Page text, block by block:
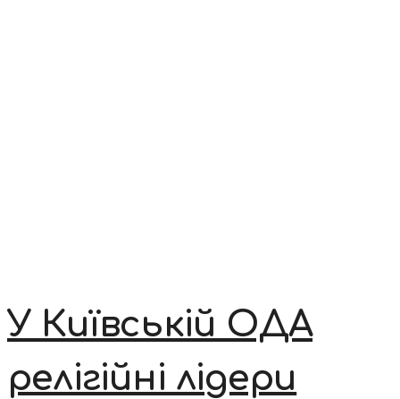
У Київській ОДА
релігійні лідери